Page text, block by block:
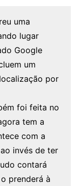
uma
lugar
Google
um
por
foi feita no
tem a
com a
invés de ter
contará
prenderá à